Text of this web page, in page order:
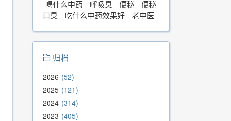
喝什么中药
呼吸臭 便秘
便秘
口臭
吃什么中药效果好 老中医
归档
2026 52
2025 121
2024 314
2023 405